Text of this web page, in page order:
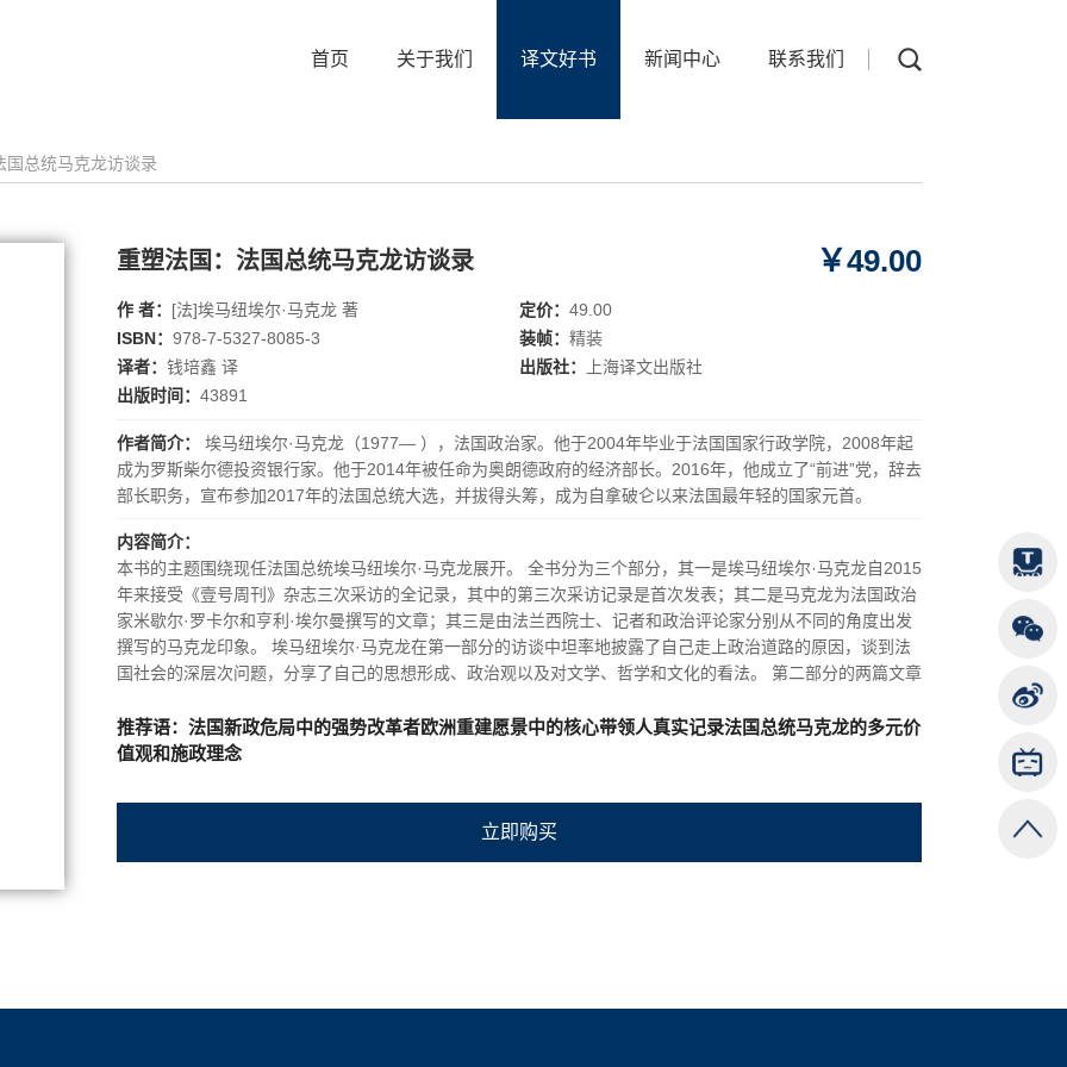
首页 关于我们 译文好书 新闻中心 联系我们
国总统马克龙访谈录
重塑法国：法国总统马克龙访谈录 ￥49.00
作 者： [法]埃马纽埃尔·马克龙 著 定价： 49.00
ISBN： 978-7-5327-8085-3 装帧： 精装
译者： 钱培鑫 译 出版社：
上海译文出版社
出版时间： 43891
作者简介：
埃马纽埃尔·马克龙（1977— ），法国政治家。他于2004年毕业于法国国家行政学院，2008年起
成为罗斯柴尔德投资银行家。他于2014年被任命为奥朗德政府的经济部长。2016年，他成立了“前进”党，辞去
部长职务，宣布参加2017年的法国总统大选，并拔得头筹，成为自拿破仑以来法国最年轻的国家元首。
内容简介：
本书的主题围绕现任法国总统埃马纽埃尔·马克龙展开。 全书分为三个部分，其一是埃马纽埃尔·马克龙自2015
年来接受《壹号周刊》杂志三次采访的全记录，其中的第三次采访记录是首次发表；其二是马克龙为法国政治
家米歇尔·罗卡尔和亨利·埃尔曼撰写的文章；其三是由法兰西院士、记者和政治评论家分别从不同的角度出发
撰写的马克龙印象。 埃马纽埃尔·马克龙在第一部分的访谈中坦率地披露了自己走上政治道路的原因，谈到法
国社会的深层次问题，分享了自己的思想形成、政治观以及对文学、哲学和文化的看法。 第二部分的两篇文章
的理念和人生目标。 还有三篇从不同视角看待埃马纽埃尔·马克龙和“马克龙主义”的文章，法兰西学术院院
士、记者和政治学家从不同的侧面丰富了马克龙的形象，让读者对这位饱受争议的总统有更全面的了解
推荐语：法国新政危局中的强势改革者欧洲重建愿景中的核心带领人真实记录法国总统马克龙的多元价
值观和施政理念
立即购买